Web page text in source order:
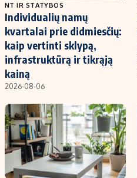
NT IR STATYBOS
Individualių namų
kvartalai prie didmiesčių:
kaip vertinti sklypą,
infrastruktūrą ir tikrąją
kainą
2026-08-06